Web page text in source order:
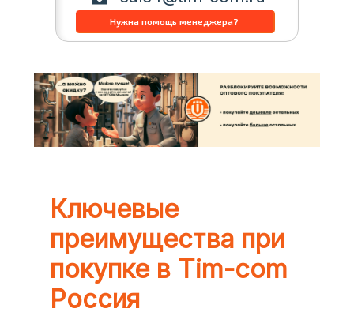
Ключевые
преимущества при
покупке в Tim-com
Россия